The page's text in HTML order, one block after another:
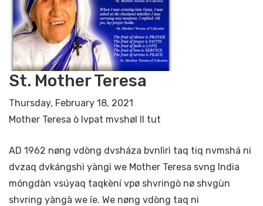
St. Mother Teresa
Thursday, February 18, 2021
Mother Teresa ò lvpat mvshøl II tut
AD 1962 nøng vdòng dvsháza bvnlìrì taq tiq nvmshá ni
dvzaq dvkángshì yàngì we Mother Teresa svng India
móngdàn vsúyaq taqkèní vpø shvringò nø shvgùn
shvring yàngà we íe. We nøng vdòng taq ni